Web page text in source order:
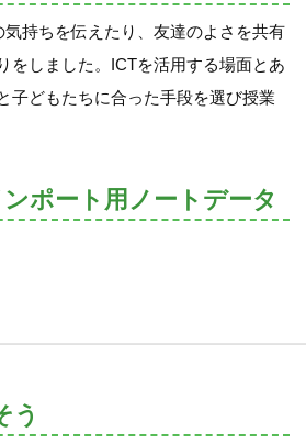
持ちを伝えたり、友達のよさを共有
をしました。ICTを活用する場面とあ
子どもたちに合った手段を選び授業
ポート用ノートデータ
う